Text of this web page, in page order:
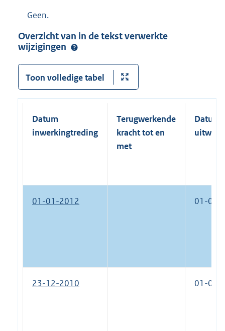
Geen.
Overzicht van in de tekst verwerkte
wijzigingen
Toon volledige tabel
Datum
inwerkingtreding
Terugwerkende
kracht tot en
met
Datum
01-01-2012 01-01-
23-12-2010 01-01-